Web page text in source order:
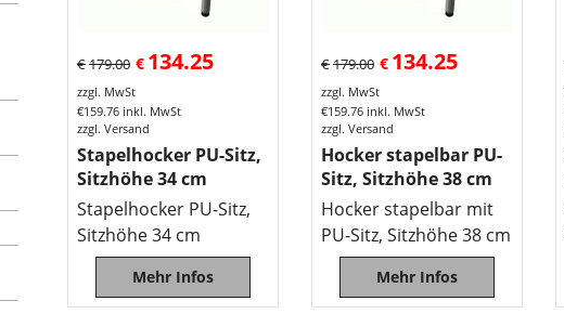
€179.00 € 134.25
zzgl. MwSt
€159.76 inkl. MwSt
zzgl. Versand
Stapelhocker PU-Sitz,
Sitzhöhe 34 cm
Stapelhocker PU-Sitz,
Sitzhöhe 34 cm
Mehr Infos
€179.00 € 134.25
zzgl. MwSt
€159.76 inkl. MwSt
zzgl. Versand
Hocker stapelbar PU-
Sitz, Sitzhöhe 38 cm
Hocker stapelbar mit
PU-Sitz, Sitzhöhe 38 cm
Mehr Infos